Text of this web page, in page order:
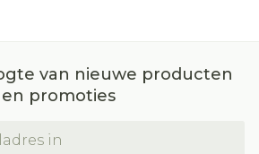
van nieuwe producten
en promoties